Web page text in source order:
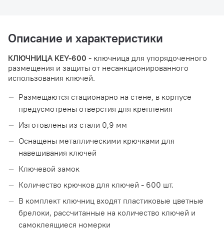
Описание и характеристики
КЛЮЧНИЦА KEY-600 - ключница для упорядоченного
размещения и защиты от несанкционированного
использования ключей.
Размещаются стационарно на стене, в корпусе
предусмотрены отверстия для крепления
Изготовлены из стали 0,9 мм
Оснащены металлическими крючками для
навешивания ключей
Ключевой замок
Количество крючков для ключей - 600 шт.
В комплект ключниц входят пластиковые цветные
брелоки, рассчитанные на количество ключей и
самоклеящиеся номерки